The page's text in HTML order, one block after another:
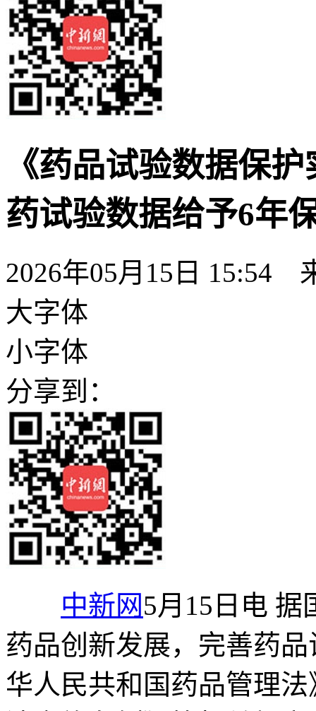
《药品试验数据保
药试验数据给予6年
2026年05月15日 15:54
大字体
小字体
分享到：
中新网5月15日电 据
药品创新发展，完善药
华人民共和国药品管理